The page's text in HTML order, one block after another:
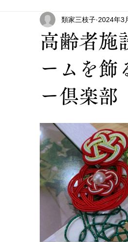
高齢者施
ームを飾
ー倶楽
類家三枝子 2024年3